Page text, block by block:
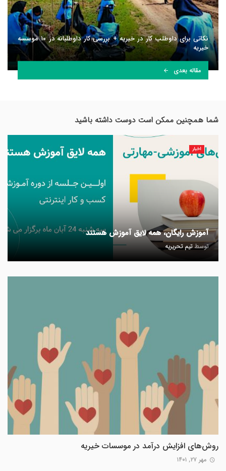
نکاتی برای داوطلب کار در خیریه + بررسی کار داوطلبانه در ۱۰ موسسه
خیریه
مقاله بعدی
شما همچنین ممکن است دوست داشته باشید
آموزش رایگان، همه لایق آموزش هستند
توسطتیم تحریریه
اخبار
روش‌های افزایش درآمد در موسسات خیریه
مهر ۲۷, ۱۴۰۱